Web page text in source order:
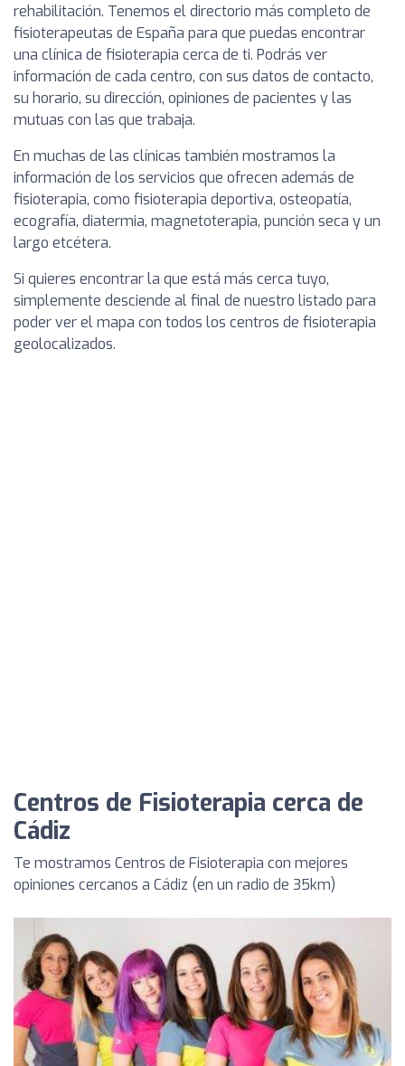
rehabilitación. Tenemos el directorio más completo de
fisioterapeutas de España para que puedas encontrar
una clínica de fisioterapia cerca de ti. Podrás ver
información de cada centro, con sus datos de contacto,
su horario, su dirección, opiniones de pacientes y las
mutuas con las que trabaja.
En muchas de las clínicas también mostramos la
información de los servicios que ofrecen además de
fisioterapia, como fisioterapia deportiva, osteopatía,
ecografía, diatermia, magnetoterapia, punción seca y un
largo etcétera.
Si quieres encontrar la que está más cerca tuyo,
simplemente desciende al final de nuestro listado para
poder ver el mapa con todos los centros de fisioterapia
geolocalizados.
Centros de Fisioterapia cerca de
Cádiz
Te mostramos Centros de Fisioterapia con mejores
opiniones cercanos a Cádiz (en un radio de 35km)